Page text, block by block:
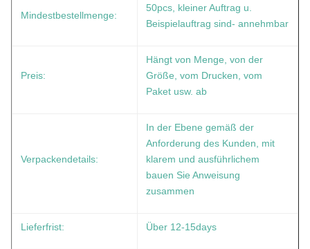
Mindestbestellmenge:
50pcs, kleiner Auftrag u.
Beispielauftrag sind- annehmbar
Preis:
Hängt von Menge, von der
Größe, vom Drucken, vom
Paket usw. ab
Verpackendetails:
In der Ebene gemäß der
Anforderung des Kunden, mit
klarem und ausführlichem
bauen Sie Anweisung
zusammen
Lieferfrist: Über 12-15days